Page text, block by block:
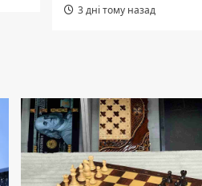
3 дні тому назад